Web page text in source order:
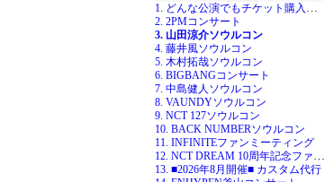
1. どんな公演でもチケット購入代行
2. 2PMコンサート
3. 山田涼介ソウルコン
4. 藤井風ソウルコン
5. 木村拓哉ソウルコン
6. BIGBANGコンサート
7. 中島健人ソウルコン
8. VAUNDYソウルコン
9. NCT 127ソウルコン
10. BACK NUMBERソウルコン
11. INFINITEファンミーティング
12. NCT DREAM 10周年記念ファンミ
13. ■2026年8月開催■ カスタム代行